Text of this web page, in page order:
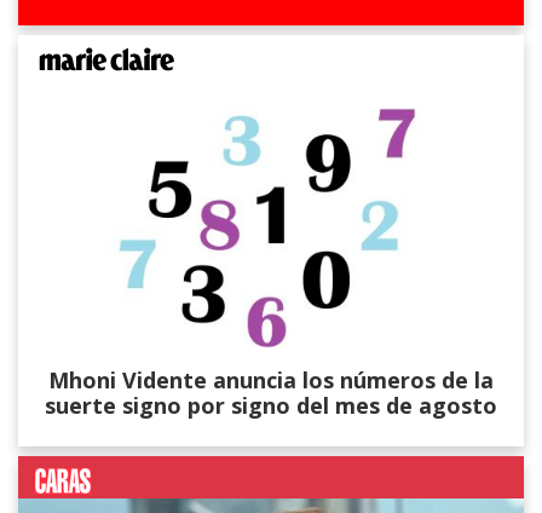
Mhoni Vidente anuncia los números de la
suerte signo por signo del mes de agosto